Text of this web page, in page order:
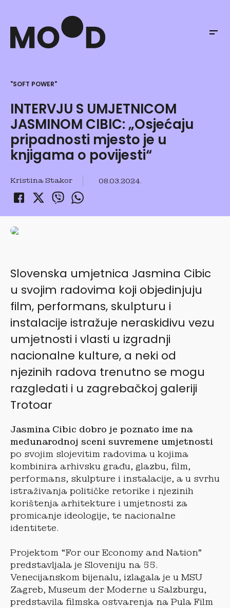
"SOFT POWER"
INTERVJU S UMJETNICOM
JASMINOM CIBIC: „Osjećaju
pripadnosti mjesto je u
knjigama o povijesti“
Kristina Stakor 08.03.2024.
Slovenska umjetnica Jasmina Cibic
u svojim radovima koji objedinjuju
film, performans, skulpturu i
instalacije istražuje neraskidivu vezu
umjetnosti i vlasti u izgradnji
nacionalne kulture, a neki od
njezinih radova trenutno se mogu
razgledati i u zagrebačkoj galeriji
Trotoar
Jasmina Cibic dobro je poznato ime na
međunarodnoj sceni suvremene umjetnosti
po svojim slojevitim radovima u kojima
kombinira arhivsku građu, glazbu, film,
performans, skulpture i instalacije, a u svrhu
istraživanja političke retorike i njezinih
korištenja arhitekture i umjetnosti za
promicanje ideologije, te nacionalne
identitete.
Projektom “For our Economy and Nation”
predstavljala je Sloveniju na 55.
Venecijanskom bijenalu, izlagala je u MSU
Zagreb, Museum der Moderne u Salzburgu,
predstavila filmska ostvarenja na Pula Film